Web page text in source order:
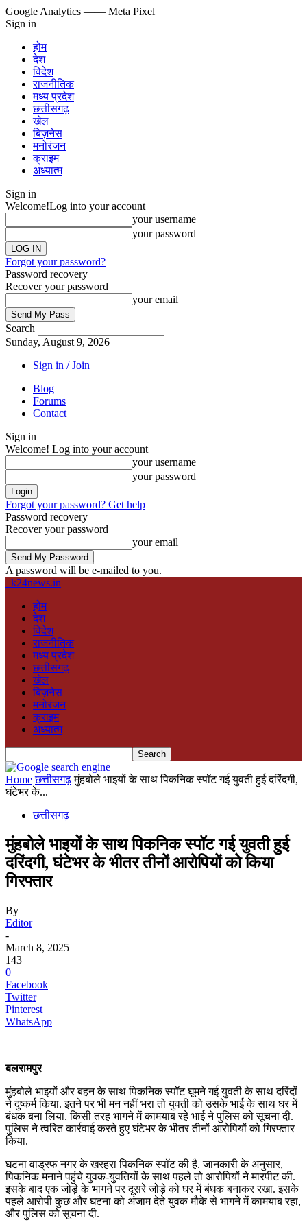
Google Analytics —— Meta Pixel
Sign in
होम
देश
विदेश
राजनीतिक
मध्य प्रदेश
छत्तीसगढ़
खेल
बिज़नेस
मनोरंजन
क्राइम
अध्यात्म
Sign in
Welcome!Log into your account
your username
your password
Forgot your password?
Password recovery
Recover your password
your email
Search
Sunday, August 9, 2026
Sign in / Join
Blog
Forums
Contact
Sign in
Welcome! Log into your account
your username
your password
Forgot your password? Get help
Password recovery
Recover your password
your email
A password will be e-mailed to you.
k24news.in
होम
देश
विदेश
राजनीतिक
मध्य प्रदेश
छत्तीसगढ़
खेल
बिज़नेस
मनोरंजन
क्राइम
अध्यात्म
Home छत्तीसगढ़ मुंहबोले भाइयों के साथ पिकनिक स्पॉट गई युवती हुई दरिंदगी,
घंटेभर के...
छत्तीसगढ़
मुंहबोले भाइयों के साथ पिकनिक स्पॉट गई युवती हुई
दरिंदगी, घंटेभर के भीतर तीनों आरोपियों को किया
गिरफ्तार
By
Editor
-
March 8, 2025
143
0
Facebook
Twitter
Pinterest
WhatsApp
बलरामपुर
मुंहबोले भाइयों और बहन के साथ पिकनिक स्पॉट घूमने गई युवती के साथ दरिंदों
ने दुष्कर्म किया. इतने पर भी मन नहीं भरा तो युवती को उसके भाई के साथ घर में
बंधक बना लिया. किसी तरह भागने में कामयाब रहे भाई ने पुलिस को सूचना दी.
पुलिस ने त्वरित कार्रवाई करते हुए घंटेभर के भीतर तीनों आरोपियों को गिरफ्तार
किया.
घटना वाड्रफ नगर के खरहरा पिकनिक स्पॉट की है. जानकारी के अनुसार,
पिकनिक मनाने पहुंचे युवक-युवतियों के साथ पहले तो आरोपियों ने मारपीट की.
इसके बाद एक जोड़े के भागने पर दूसरे जोड़े को घर में बंधक बनाकर रखा. इसके
पहले आरोपी कुछ और घटना को अंजाम देते युवक मौके से भागने में कामयाब रहा,
और पुलिस को सूचना दी.